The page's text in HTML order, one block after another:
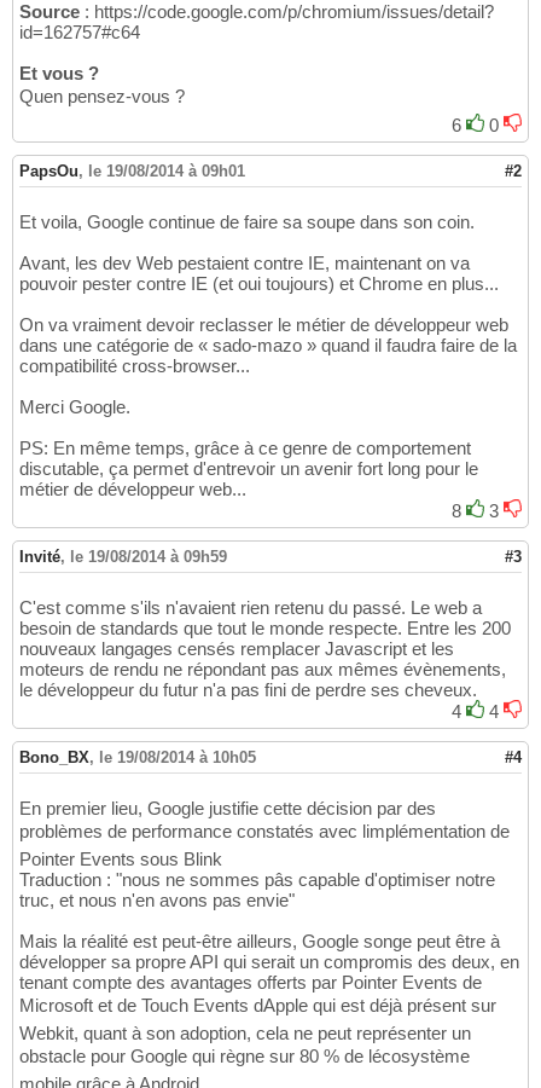
Source : https://code.google.com/p/chromium/issues/detail?
id=162757#c64
Et vous ?
Quen pensez-vous ?
6
0
PapsOu, le 19/08/2014 à 09h01 #2
Et voila, Google continue de faire sa soupe dans son coin.
Avant, les dev Web pestaient contre IE, maintenant on va
pouvoir pester contre IE (et oui toujours) et Chrome en plus...
On va vraiment devoir reclasser le métier de développeur web
dans une catégorie de « sado-mazo » quand il faudra faire de la
compatibilité cross-browser...
Merci Google.
PS: En même temps, grâce à ce genre de comportement
discutable, ça permet d'entrevoir un avenir fort long pour le
métier de développeur web...
8
3
Invité, le 19/08/2014 à 09h59 #3
C'est comme s'ils n'avaient rien retenu du passé. Le web a
besoin de standards que tout le monde respecte. Entre les 200
nouveaux langages censés remplacer Javascript et les
moteurs de rendu ne répondant pas aux mêmes évènements,
le développeur du futur n'a pas fini de perdre ses cheveux.
4
4
Bono_BX, le 19/08/2014 à 10h05 #4
En premier lieu, Google justifie cette décision par des
problèmes de performance constatés avec limplémentation de
Pointer Events sous Blink
Traduction : "nous ne sommes pâs capable d'optimiser notre
truc, et nous n'en avons pas envie"
Mais la réalité est peut-être ailleurs, Google songe peut être à
développer sa propre API qui serait un compromis des deux, en
tenant compte des avantages offerts par Pointer Events de
Microsoft et de Touch Events dApple qui est déjà présent sur
Webkit, quant à son adoption, cela ne peut représenter un
obstacle pour Google qui règne sur 80 % de lécosystème